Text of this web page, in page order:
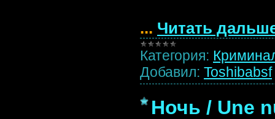
... Читать
Категория:
Добавил: Toshibabsf
Ночь / Une